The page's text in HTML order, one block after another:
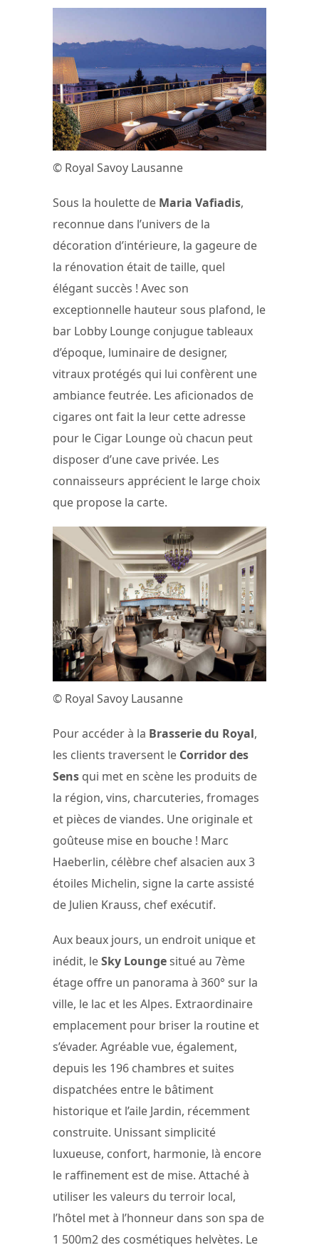
© Royal Savoy Lausanne
Sous la houlette de Maria Vafiadis,
reconnue dans l’univers de la
décoration d’intérieure, la gageure de
la rénovation était de taille, quel
élégant succès ! Avec son
exceptionnelle hauteur sous plafond, le
bar Lobby Lounge conjugue tableaux
d’époque, luminaire de designer,
vitraux protégés qui lui confèrent une
ambiance feutrée. Les aficionados de
cigares ont fait la leur cette adresse
pour le Cigar Lounge où chacun peut
disposer d’une cave privée. Les
connaisseurs apprécient le large choix
que propose la carte.
© Royal Savoy Lausanne
Pour accéder à la Brasserie du Royal,
les clients traversent le Corridor des
Sens qui met en scène les produits de
la région, vins, charcuteries, fromages
et pièces de viandes. Une originale et
goûteuse mise en bouche ! Marc
Haeberlin, célèbre chef alsacien aux 3
étoiles Michelin, signe la carte assisté
de Julien Krauss, chef exécutif.
Aux beaux jours, un endroit unique et
inédit, leSky Loungesitué au 7ème
étage offre un panorama à 360° sur la
ville, le lac et les Alpes. Extraordinaire
emplacement pour briser la routine et
s’évader. Agréable vue, également,
depuis les 196 chambres et suites
dispatchées entre le bâtiment
historique et l’aile Jardin, récemment
construite. Unissant simplicité
luxueuse, confort, harmonie, là encore
le raffinement est de mise. Attaché à
utiliser les valeurs du terroir local,
l’hôtel met à l’honneur dans son spa de
1 500m2 des cosmétiques helvètes. Le